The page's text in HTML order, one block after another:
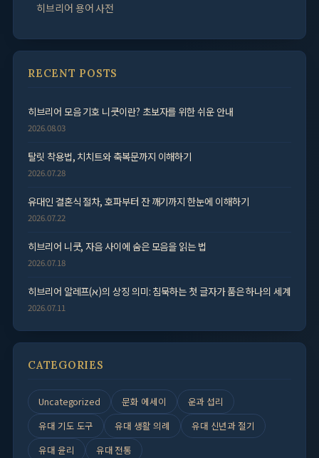
히브리어 용어 사전
RECENT POSTS
히브리어 모음 기호 니쿳이란? 초보자를 위한 쉬운 안내
2026.08.03
탈릿 착용법, 치치트와 축복문까지 이해하기
2026.07.28
유대인 결혼식 절차, 호파부터 잔 깨기까지 한눈에 이해하기
2026.07.22
히브리어 니쿳, 자음 사이에 숨은 모음을 읽는 법
2026.07.18
히브리어 알레프(א)의 상징 의미: 침묵하는 첫 글자가 품은 하나의 세계
2026.07.11
CATEGORIES
Uncategorized 문화 에세이
운과 섭리
유대 기도 도구
유대 생활 의례
유대 신년과 절기
유대 윤리
유대 전통